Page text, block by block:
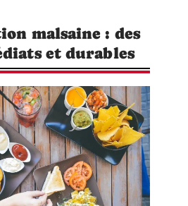
malsaine : des
et durables